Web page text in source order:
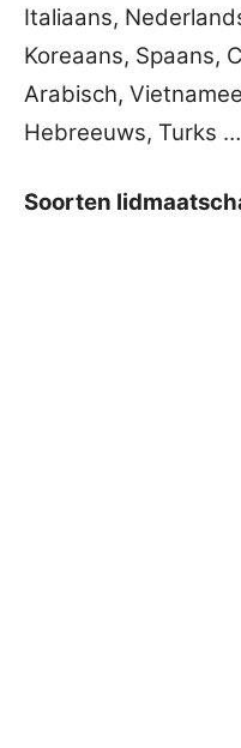
Italiaans,
Koreaans, Spaans,
Arabisch,
Hebreeuws, Turks
Soorten